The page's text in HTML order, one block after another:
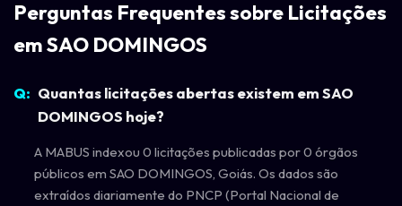
Perguntas Frequentes sobre Licitações
em SAO DOMINGOS
Quantas licitações abertas existem em SAO
DOMINGOS hoje?
A MABUS indexou 0 licitações publicadas por 0 órgãos
públicos em SAO DOMINGOS, Goiás. Os dados são
extraídos diariamente do PNCP (Portal Nacional de